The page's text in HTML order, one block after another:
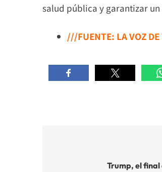
salud pública y garantizar
///FUENTE: LA VOZ
Trump, el